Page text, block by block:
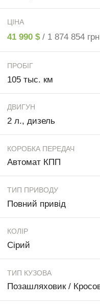
ЦІНА
41 990 $ / 1 874 854 грн
ПРОБІГ
105 тыс. км
ДВИГУН
2 л., дизель
КОРОБКА ПЕРЕДАЧ
Автомат КПП
ТИП ПРИВОДУ
Повний привід
КОЛІР
Сірий
ТИП КУЗОВА
Позашляховик /